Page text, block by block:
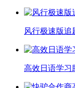
风行极速版追
高效日语学习